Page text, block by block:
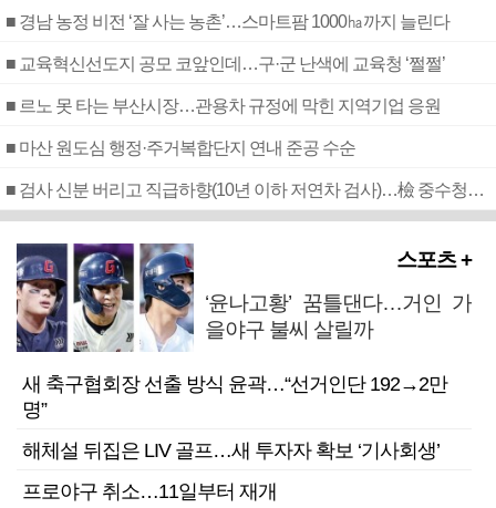
■ 경남 농정 비전 ‘잘 사는 농촌’…스마트팜 1000㏊까지 늘린다
■ 교육혁신선도지 공모 코앞인데…구·군 난색에 교육청 ‘쩔쩔’
■ 르노 못 타는 부산시장…관용차 규정에 막힌 지역기업 응원
■ 마산 원도심 행정·주거복합단지 연내 준공 수순
■ 검사 신분 버리고 직급하향(10년 이하 저연차 검사)…檢 중수청행 기피
스포츠 +
‘윤나고황’ 꿈틀댄다…거인 가
을야구 불씨 살릴까
새 축구협회장 선출 방식 윤곽…“선거인단 192→2만
명”
해체설 뒤집은 LIV 골프…새 투자자 확보 ‘기사회생’
프로야구 취소…11일부터 재개